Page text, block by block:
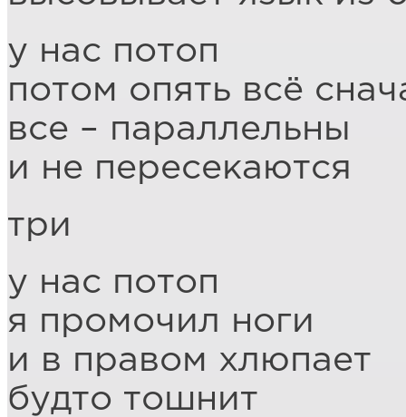
у нас потоп
потом опять всё
все – параллельны
и не пересекаются
три
у нас потоп
я промочил ноги
и в правом хлюпает
будто тошнит